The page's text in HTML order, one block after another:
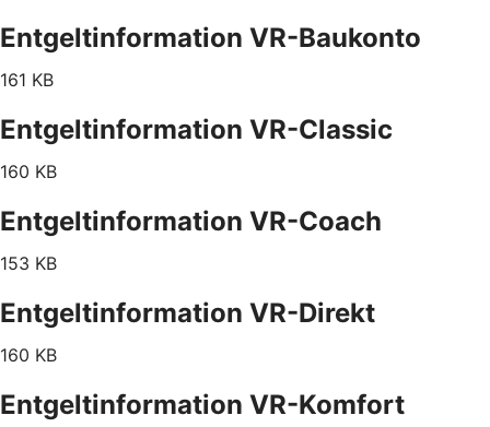
Entgeltinformation VR-Baukonto
161 KB
Entgeltinformation VR-Classic
160 KB
Entgeltinformation VR-Coach
153 KB
Entgeltinformation VR-Direkt
160 KB
Entgeltinformation VR-Komfort